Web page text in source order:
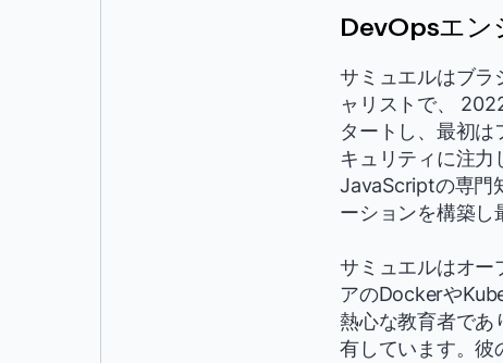
DevOpsエン
サミュエルはブラ
ャリストで、
タートし、最初
キュリティに注力
JavaScriptの専門
ーションを構築し
サミュエルはオー
アのDockerや
熱心な教育者であ
有しています。彼